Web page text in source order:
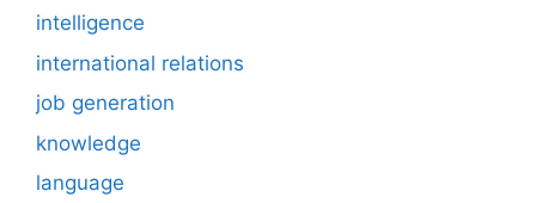
intelligence
international relations
job generation
knowledge
language